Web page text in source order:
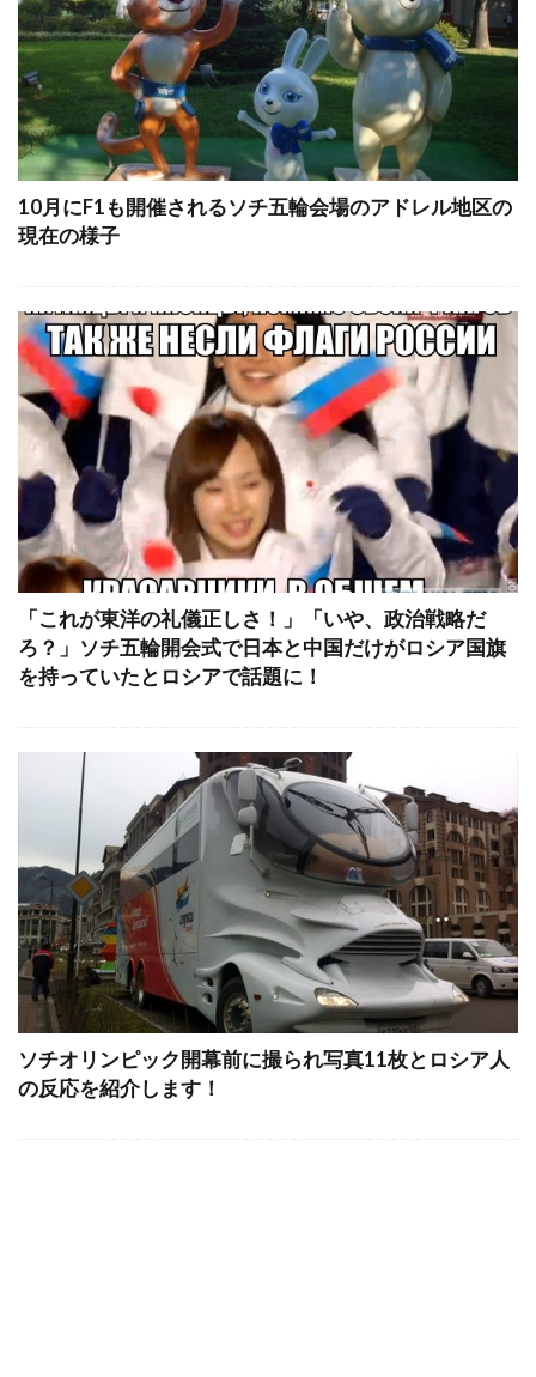
10月にF1も開催されるソチ五輪会場のアドレル地区の
現在の様子
「これが東洋の礼儀正しさ！」「いや、政治戦略だ
ろ？」ソチ五輪開会式で日本と中国だけがロシア国旗
を持っていたとロシアで話題に！
ソチオリンピック開幕前に撮られ写真11枚とロシア人
の反応を紹介します！